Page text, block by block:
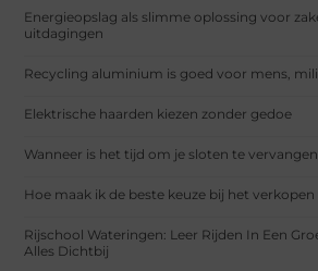
Energieopslag als slimme oplossing voor
uitdagingen
Recycling aluminium is goed voor mens,
Elektrische haarden kiezen zonder gedoe
Wanneer is het tijd om je sloten te vervangen
Hoe maak ik de beste keuze bij het
Rijschool Wateringen: Leer Rijden In Een
Alles Dichtbij